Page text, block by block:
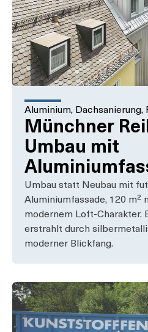
Aluminium, Dachsanierung,
Münchner
Umbau mit
Umbau statt Neubau mit
Aluminiumfassade, 120 m²
modernem Loft-Charakter.
erstrahlt durch
moderner Blickfang.